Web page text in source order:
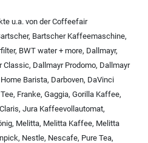
u.a. von derCoffeefair
, Bartscher Kaffeemaschine,
, BWT water + more, Dallmayr,
Classic, Dallmayr Prodomo, Dallmayr
Barista, Darboven, DaVinci
, Franke, Gaggia, Gorilla Kaffee,
, Jura Kaffeevollautomat,
, Melitta, Melitta Kaffee, Melitta
, Nestle, Nescafe, Pure Tea,